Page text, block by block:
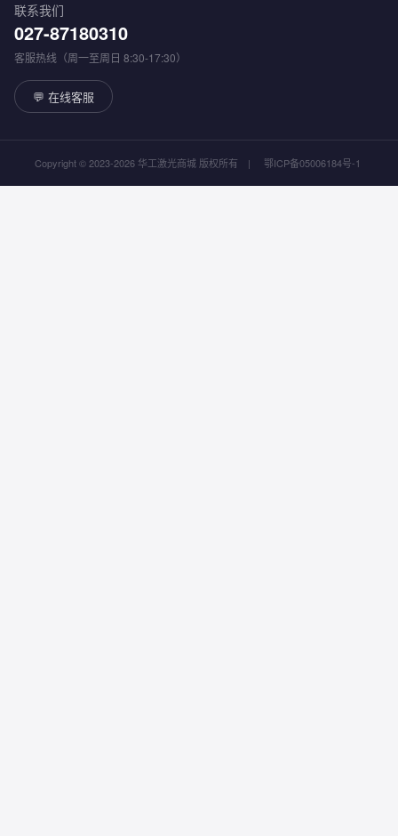
联系我们
027-87180310
客服热线（周一至周日 8:30-17:30）
💬 在线客服
Copyright © 2023-2026 华工激光商城 版权所有 | 鄂ICP备05006184号-1